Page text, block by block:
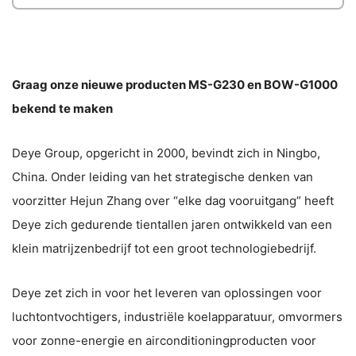
Graag onze nieuwe producten MS-G230 en BOW-G1000
bekend te maken
Deye Group, opgericht in 2000, bevindt zich in Ningbo,
China. Onder leiding van het strategische denken van
voorzitter Hejun Zhang over “elke dag vooruitgang” heeft
Deye zich gedurende tientallen jaren ontwikkeld van een
klein matrijzenbedrijf tot een groot technologiebedrijf.
Deye zet zich in voor het leveren van oplossingen voor
luchtontvochtigers, industriële koelapparatuur, omvormers
voor zonne-energie en airconditioningproducten voor